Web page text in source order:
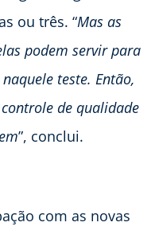
ou três. “Mas as
podem servir para
teste. Então,
de qualidade
”, conclui.
com as novas